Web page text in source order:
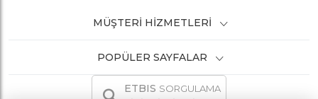
MÜŞTERI HIZMETLERI
POPÜLER SAYFALAR
ETBIS SORGULAMA